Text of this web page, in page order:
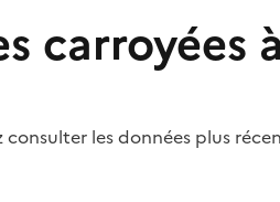
carroyées
consulter les données plus